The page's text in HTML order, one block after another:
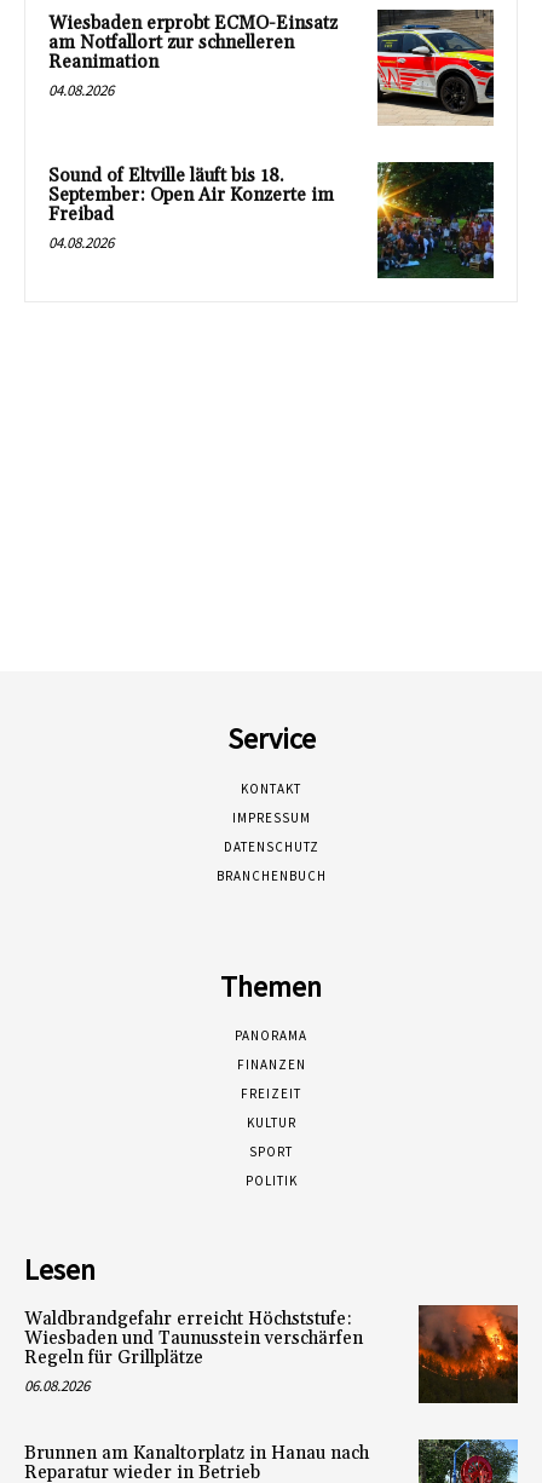
Wiesbaden erprobt ECMO-Einsatz
am Notfallort zur schnelleren
Reanimation
04.08.2026
Sound of Eltville läuft bis 18.
September: Open Air Konzerte im
Freibad
04.08.2026
Service
KONTAKT
IMPRESSUM
DATENSCHUTZ
BRANCHENBUCH
Themen
PANORAMA
FINANZEN
FREIZEIT
KULTUR
SPORT
POLITIK
Lesen
Waldbrandgefahr erreicht Höchststufe:
Wiesbaden und Taunusstein verschärfen
Regeln für Grillplätze
06.08.2026
Brunnen am Kanaltorplatz in Hanau nach
Reparatur wieder in Betrieb